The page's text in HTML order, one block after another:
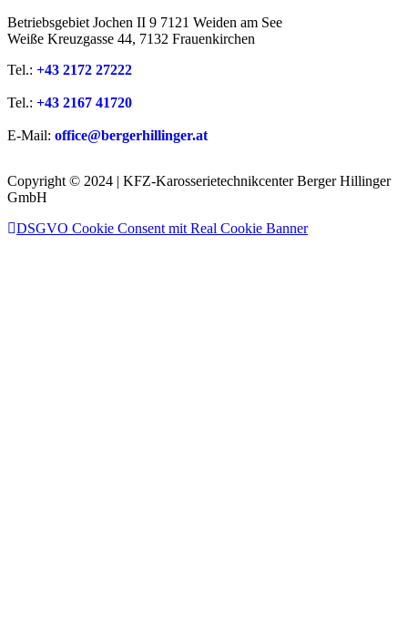
Betriebsgebiet Jochen II 9 7121 Weiden am See
Weiße Kreuzgasse 44, 7132 Frauenkirchen
Tel.: +43 2172 27222
Tel.: +43 2167 41720
E-Mail: office@bergerhillinger.at
Copyright © 2024 | KFZ-Karosserietechnikcenter Berger Hillinger
GmbH
DSGVO Cookie Consent mit Real Cookie Banner